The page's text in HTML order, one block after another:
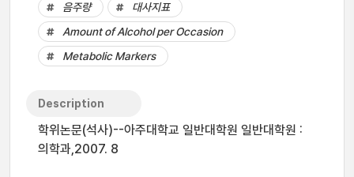
음주량
대사지표
Amount of Alcohol per Occasion
Metabolic Markers
Description
학위논문(석사)--아주대학교 일반대학원 일반대학원 :
의학과,2007. 8